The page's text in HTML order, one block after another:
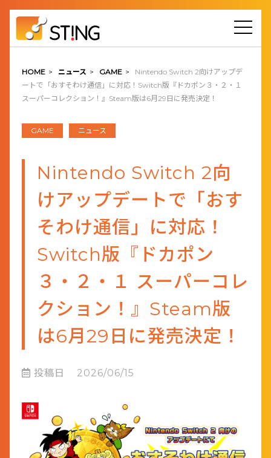
HOME > ニュース > GAME >
Nintendo Switch 2向けアップデ
ートで「おすそわけ通信」に対応！Switch版『ドカポン３・２・１
スーパーコレクション！』Steam版は6月29日に発売決定！
GAME ニュース
Nintendo Switch 2向
けアップデートで「おす
そわけ通信」に対応！
Switch版『ドカポン
３・２・１ スーパーコレ
クション！』Steam版
は6月29日に発売決定！
投稿日 2026/06/15